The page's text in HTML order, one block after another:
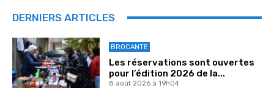
DERNIERS ARTICLES
BROCANTE
Les réservations sont ouvertes
pour l’édition 2026 de la...
8 août 2026 à 19h04